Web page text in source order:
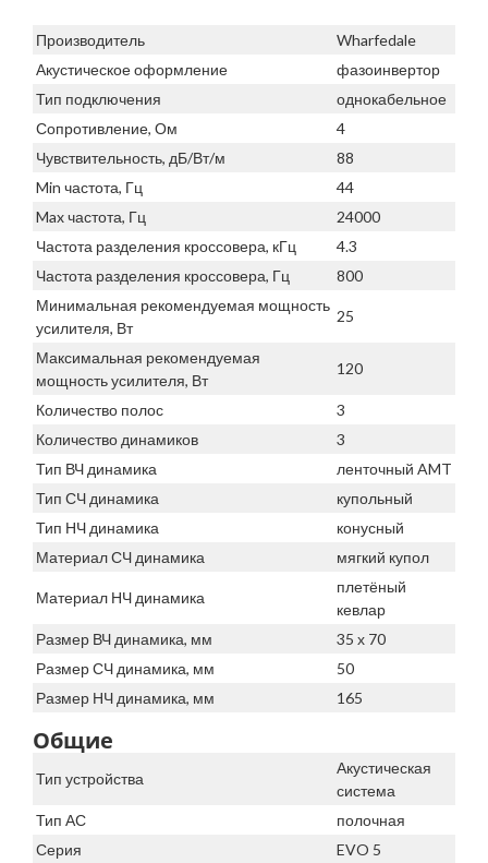
Производитель
Wharfedale
Акустическое оформление
фазоинвертор
Тип подключения
однокабельное
Сопротивление, Ом
4
Чувствительность, дБ/Вт/м
88
Min частота, Гц
44
Max частота, Гц
24000
Частота разделения кроссовера, кГц
4.3
Частота разделения кроссовера, Гц
800
Минимальная рекомендуемая мощность
усилителя, Вт
25
Максимальная рекомендуемая
мощность усилителя, Вт
120
Количество полос
3
Количество динамиков
3
Тип ВЧ динамика
ленточный AMT
Тип СЧ динамика
купольный
Тип НЧ динамика
конусный
Материал СЧ динамика
мягкий купол
Материал НЧ динамика
плетёный
кевлар
Размер ВЧ динамика, мм
35 х 70
Размер СЧ динамика, мм
50
Размер НЧ динамика, мм
165
Общие
Тип устройства
Акустическая
система
Тип АС
полочная
Серия
EVO 5